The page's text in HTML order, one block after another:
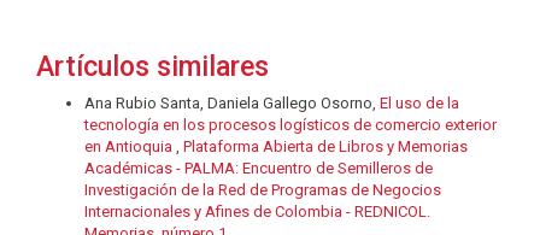
Artículos similares
Ana Rubio Santa, Daniela Gallego Osorno, El uso de la
tecnología en los procesos logísticos de comercio exterior
en Antioquia , Plataforma Abierta de Libros y Memorias
Académicas - PALMA: Encuentro de Semilleros de
Investigación de la Red de Programas de Negocios
Internacionales y Afines de Colombia - REDNICOL.